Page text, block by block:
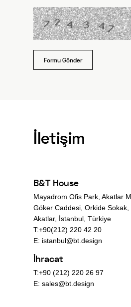
Formu Gönder
İletişim
B&T House
Mayadrom Ofis Park, Akatlar
Göker Caddesi, Orkide
Akatlar, İstanbul, Türkiye
T:+90(212) 220 42 20
E: istanbul@bt.design
İhracat
T:+90 (212) 220 26 97
E:sales@bt.design